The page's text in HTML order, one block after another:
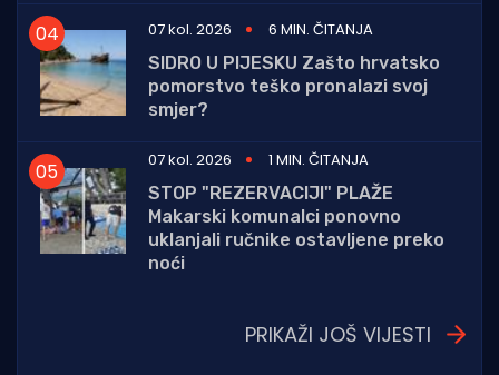
07 kol. 2026
6 MIN. ČITANJA
SIDRO U PIJESKU Zašto hrvatsko
pomorstvo teško pronalazi svoj
smjer?
07 kol. 2026
1 MIN. ČITANJA
STOP "REZERVACIJI" PLAŽE
Makarski komunalci ponovno
uklanjali ručnike ostavljene preko
noći
PRIKAŽI JOŠ VIJESTI